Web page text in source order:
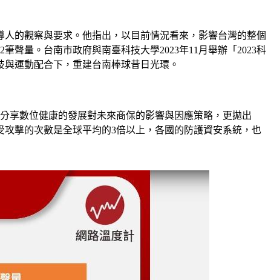
的觀察與要求。他指出，以目前情況看來，影響台灣的整個
聲量。台南市政府與南臺科技大學2023年11月舉辦「2023科
運動配合下，重建台南棒球昔日光環。
享數位健康的發展對未來商保的影響與因應策略，更拋出
擊的次數是全球平均的3倍以上，各國的防護資安系統，也